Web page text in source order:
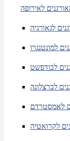
לאירופה
לגאורגיה
למונטנגרו
לבודפשט
לברצלונה
לאמסטרדם
לקרואטיה